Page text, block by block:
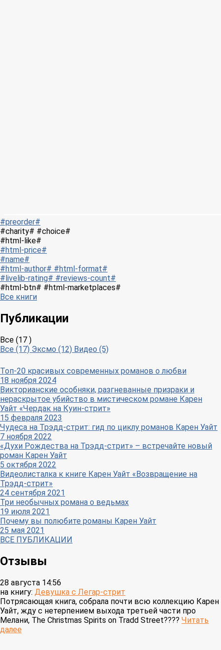
#preorder#
#charity# #choice#
#html-like#
#html-price#
#name#
#html-author# #html-format#
#livelib-rating# #reviews-count#
#html-btn# #html-marketplaces#
Все книги
Публикации
Все (17 )
Все (17) Эксмо (12) Видео (5)
Топ-20 красивых современных романов о любви
18 ноября 2024
Викторианские особняки, разгневанные призраки и
нераскрытое убийство в мистическом романе Карен
Уайт «Чердак на Куин-стрит»
15 февраля 2023
Чудеса на Трэдд-стрит: гид по циклу романов Карен Уайт
7 ноября 2022
«Духи Рождества на Трэдд-стрит» – встречайте новый
роман Карен Уайт
5 октября 2022
Видеолисталка к книге Карен Уайт «Возвращение на
Трэдд-стрит»
24 сентября 2021
Три необычных романа о ведьмах
19 июля 2021
Почему вы полюбите романы Карен Уайт
25 мая 2021
ВСЕ ПУБЛИКАЦИИ
Отзывы
28 августа 14:56
на книгу: Девушка с Легар-стрит
Потрясающая книга, собрала почти всю коллекцию Карен
Уайт, жду с нетерпением выхода третьей части про
Мелани, The Christmas Spirits on Tradd Street???? Читать
далее